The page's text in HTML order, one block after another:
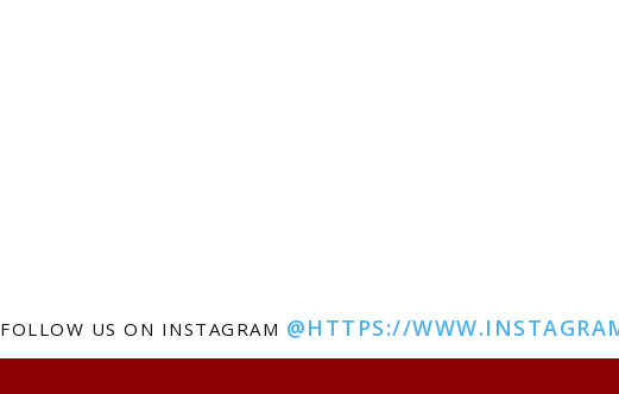
FOLLOW US ON INSTAGRAM @HTTPS://